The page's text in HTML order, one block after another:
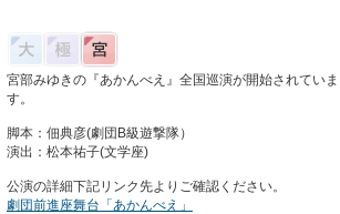
宮部みゆきの『あかんべえ』全国巡演が開始されていま
す。
脚本：佃典彦(劇団B級遊撃隊）
演出：松本祐子(文学座)
公演の詳細下記リンク先よりご確認ください。
劇団前進座舞台「あかんべえ」